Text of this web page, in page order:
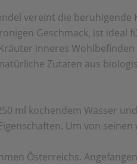
vereint die
Geschmack, ist
inneres
Zutaten aus
ml kochendem Wasser
Um von
Österreichs.